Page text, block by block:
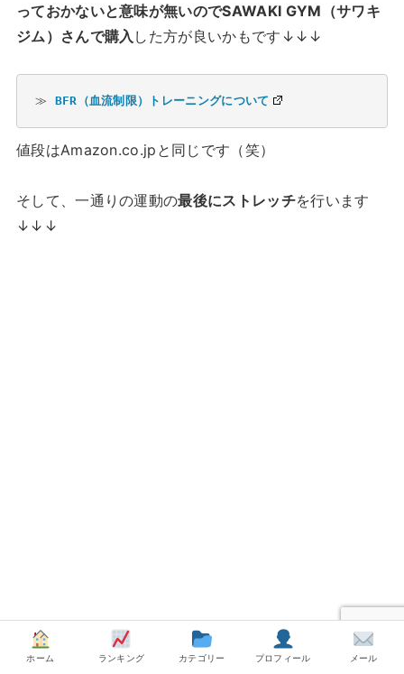
っておかないと意味が無いのでSAWAKI GYM（サワキ
ジム）さんで購入 した方が良いかもです↓↓↓
≫ BFR（血流制限）トレーニングについて
値段はAmazon.co.jpと同じです（笑）
そして、一通りの運動の最後にストレッチを行います
↓↓↓
ホーム ランキング カテゴリー プロフィール メール